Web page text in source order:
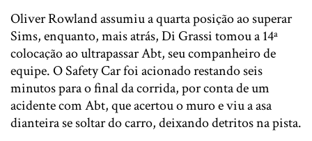
Oliver Rowland assumiu a quarta posição ao superar
Sims, enquanto, mais atrás, Di Grassi tomou a 14ª
colocação ao ultrapassar Abt, seu companheiro de
equipe. O Safety Car foi acionado restando seis
minutos para o final da corrida, por conta de um
acidente com Abt, que acertou o muro e viu a asa
dianteira se soltar do carro, deixando detritos na pista.